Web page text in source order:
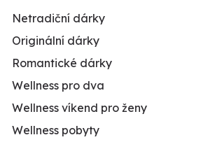
Netradiční dárky
Originální dárky
Romantické dárky
Wellness pro dva
Wellness víkend pro ženy
Wellness pobyty